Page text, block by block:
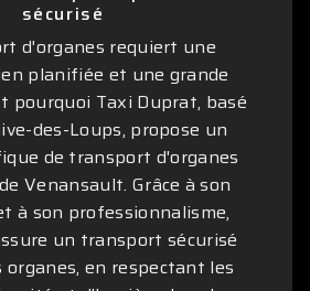
sécurisé
d'organes requiert une
planifiée et une grande
pourquoi Taxi Duprat, basé
des-Loups, propose un
de transport d'organes
Venansault. Grâce à son
à son professionnalisme,
un transport sécurisé
organes, en respectant les